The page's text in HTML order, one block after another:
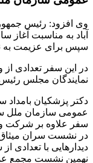
وی افزود: رئیس
سپس برای عزیمت به
در این سفر تعدادی
نمایندگان مجلس
دکتر پزشکیان
عمومی سازمان ملل
سفر علاوه بر شرکت
در نشست سران میثاق
دیدارهایی با تعدادی
نهمین نشست مجمع